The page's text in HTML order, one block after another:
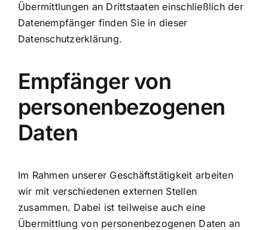
Übermittlungen an Drittstaaten einschließlich der
Datenempfänger finden Sie in dieser
Datenschutzerklärung.
Empfänger von
personenbezogenen
Daten
Im Rahmen unserer Geschäftstätigkeit arbeiten
wir mit verschiedenen externen Stellen
zusammen. Dabei ist teilweise auch eine
Übermittlung von personenbezogenen Daten an